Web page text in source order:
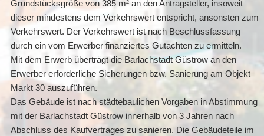
Grundstücksgröße von 385 m² an den Antragsteller, insoweit
dieser mindestens dem Verkehrswert entspricht, ansonsten zum
Verkehrswert. Der Verkehrswert ist nach Beschlussfassung
durch ein vom Erwerber finanziertes Gutachten zu ermitteln.
Mit dem Erwerb überträgt die Barlachstadt Güstrow an den
Erwerber erforderliche Sicherungen bzw. Sanierung am Objekt
Markt 30 auszuführen.
Das Gebäude ist nach städtebaulichen Vorgaben in Abstimmung
mit der Barlachstadt Güstrow innerhalb von 3 Jahren nach
Abschluss des Kaufvertrages zu sanieren. Die Gebäudeteile im